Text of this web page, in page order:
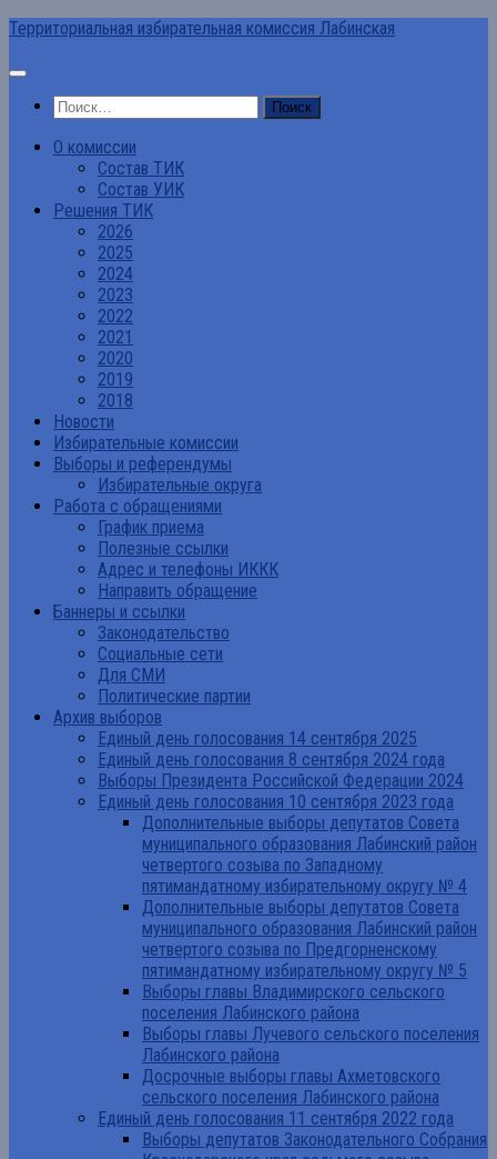
Перейти
содержимому
Территориальная избирательная комиссия Лабинская
Найти:
О комиссии
Состав ТИК
Состав УИК
Решения ТИК
2026
2025
2024
2023
2022
2021
2020
2019
2018
Новости
Избирательные комиссии
Выборы и референдумы
Избирательные округа
Работа с обращениями
График приема
Полезные ссылки
Адрес и телефоны ИККК
Направить обращение
Баннеры и ссылки
Законодательство
Социальные сети
Для СМИ
Политические партии
Архив выборов
Единый день голосования 14 сентября 2025
Единый день голосования 8 сентября 2024 года
Выборы Президента Российской Федерации 2024
Единый день голосования 10 сентября 2023 года
Дополнительные выборы депутатов Совета
муниципального образования Лабинский район
четвертого созыва по Западному
пятимандатному избирательному округу № 4
Дополнительные выборы депутатов Совета
муниципального образования Лабинский район
четвертого созыва по Предгорненскому
пятимандатному избирательному округу № 5
Выборы главы Владимирского сельского
поселения Лабинского района
Выборы главы Лучевого сельского поселения
Лабинского района
Досрочные выборы главы Ахметовского
сельского поселения Лабинского района
Единый день голосования 11 сентября 2022 года
Выборы депутатов Законодательного Собрания